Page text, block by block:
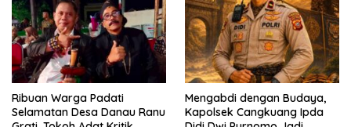
Ribuan Warga Padati
Selamatan Desa Danau Ranu
Mengabdi dengan Budaya,
Kapolsek Cangkuang Ipda